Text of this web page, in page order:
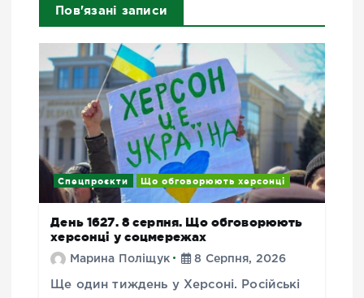
Пов'язані записи
Спецпроєкти Що обговорюють херсонці
День 1627. 8 серпня. Що обговорюють
херсонці у соцмережах
Марина Поліщук 8 Серпня, 2026
Ще один тиждень у Херсоні. Російські